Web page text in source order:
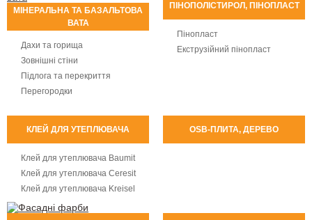
МІНЕРАЛЬНА ТА БАЗАЛЬТОВА
ВАТА
Дахи та горища
Зовнішні стіни
Підлога та перекриття
Перегородки
ПІНОПОЛІСТИРОЛ, ПІНОПЛАСТ
Пінопласт
Екструзійний пінопласт
КЛЕЙ ДЛЯ УТЕПЛЮВАЧА
Клей для утеплювача Baumit
Клей для утеплювача Ceresit
Клей для утеплювача Kreisel
OSB-ПЛИТА, ДЕРЕВО